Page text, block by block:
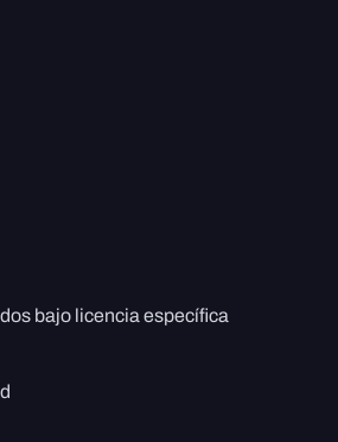
bajo licencia específica